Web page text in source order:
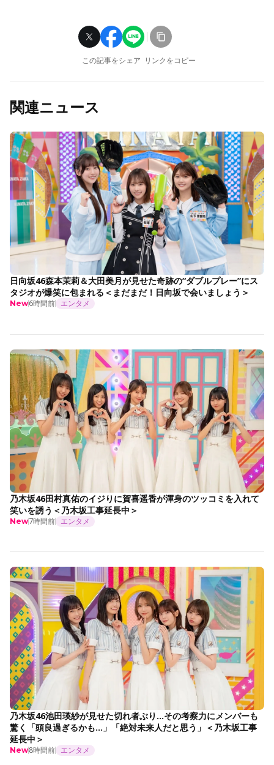
この記事をシェア リンクをコピー
関連ニュース
日向坂46森本茉莉＆大田美月が見せた奇跡の“ダブルプレー”にス
タジオが爆笑に包まれる＜まだまだ！日向坂で会いましょう＞
New6時間前 エンタメ
乃木坂46田村真佑のイジりに賀喜遥香が渾身のツッコミを入れて
笑いを誘う＜乃木坂工事延長中＞
New7時間前 エンタメ
乃木坂46池田瑛紗が見せた切れ者ぶり…その考察力にメンバーも
驚く「頭良過ぎるかも…」「絶対未来人だと思う」＜乃木坂工事
延長中＞
New8時間前 エンタメ